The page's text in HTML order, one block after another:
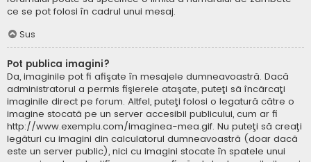
ce se pot folosi în cadrul unui mesaj.
Sus
Pot publica imagini?
Da, imaginile pot fi afişate în mesajele dumneavoastră. Dacă
administratorul a permis fişierele ataşate, puteţi să încărcaţi
imaginile direct pe forum. Altfel, puteţi folosi o legatură către o
imagine stocată pe un server accesibil publicului, cum ar fi
http://www.exemplu.com/imaginea-mea.gif. Nu puteţi să creaţi
legături cu imagini din calculatorul dumneavoastră (doar dacă
este un server public), nici cu imagini stocate în spatele unui